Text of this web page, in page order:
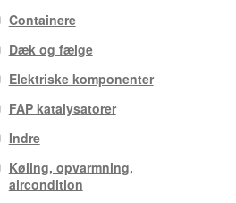
Containere
Dæk og fælge
Elektriske komponenter
FAP katalysatorer
Indre
Køling, opvarmning,
aircondition